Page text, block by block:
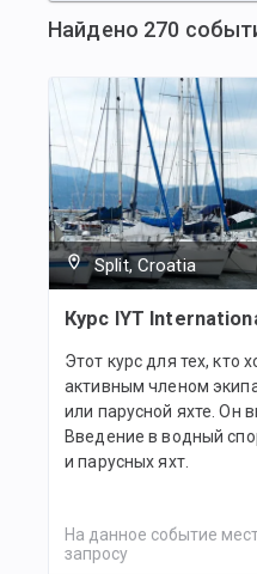
Найдено 270
Split, Croatia
Курс IYT
Этот курс для тех, кто
активным членом
или парусной яхте. Он
Введение в водный
и парусных яхт.
На данное событие
запросу